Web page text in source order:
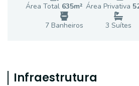
Área Total 635m² Área Privativa
7Banheiros 3 Suítes
Infraestrutura